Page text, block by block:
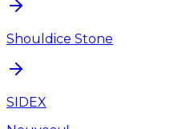
Shouldice Stone
SIDEX